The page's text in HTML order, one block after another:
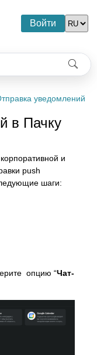
Войти
уведомлений
в Пачку
и
push
шаги:
опцию “Чат-